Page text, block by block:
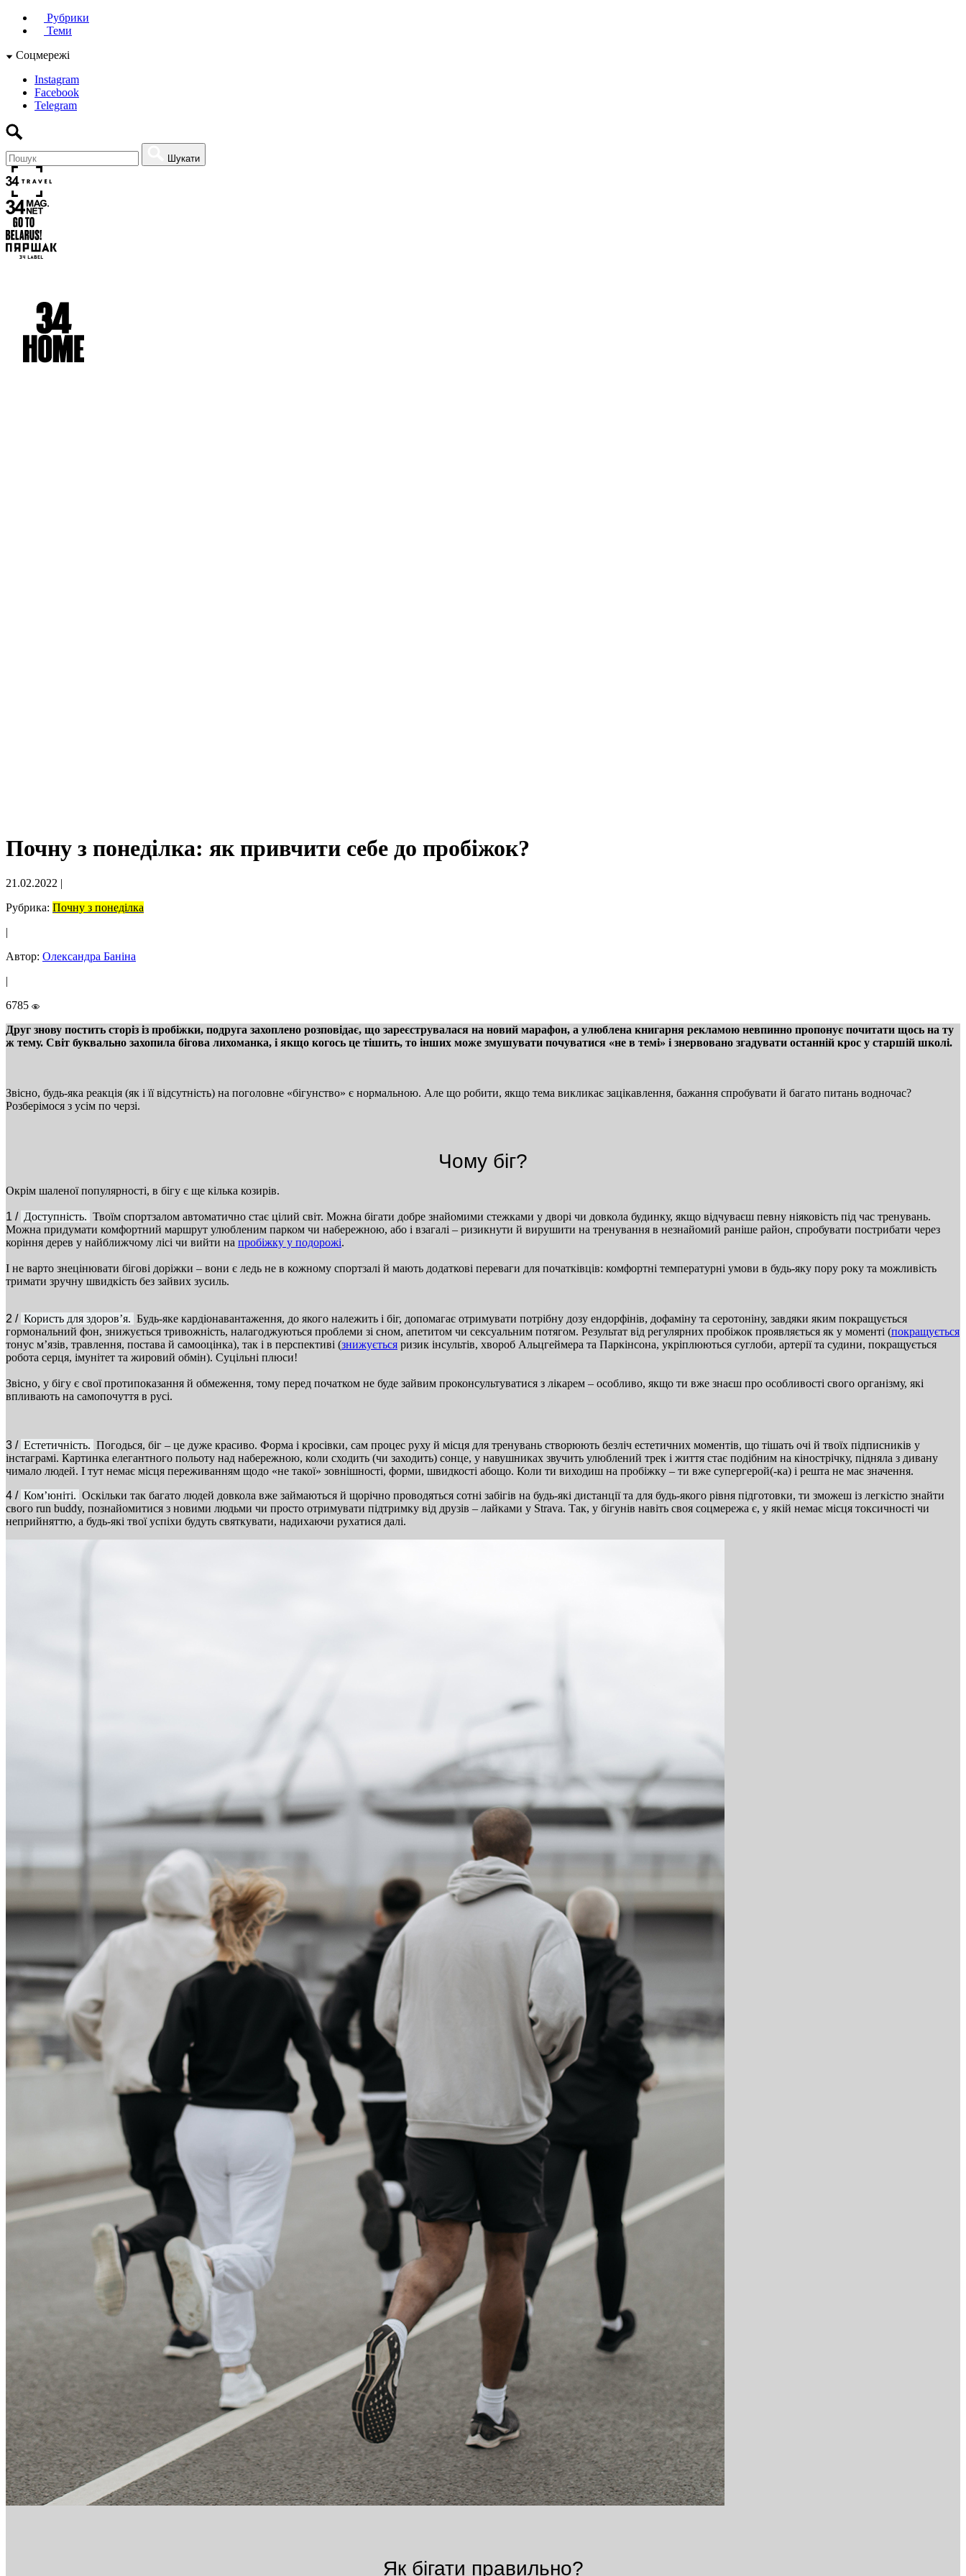
Рубрики
Теми
Соцмережі
Instagram
Facebook
Telegram
Шукати
Почну з понеділка: як привчити себе до пробіжок?
21.02.2022 |
Рубрика: Почну з понеділка
|
Автор: Олександра Баніна
|
6785
Друг знову постить сторіз із пробіжки, подруга захоплено розповідає, що зареєструвалася на новий марафон, а улюблена книгарня рекламою невпинно пропонує почитати щось на ту
ж тему. Світ буквально захопила бігова лихоманка, і якщо когось це тішить, то інших може змушувати почуватися «не в темі» і знервовано згадувати останній крос у старшій школі.
Звісно, будь-яка реакція (як і її відсутність) на поголовне «бігунство» є нормальною. Але що робити, якщо тема викликає зацікавлення, бажання спробувати й багато питань водночас?
Розберімося з усім по черзі.
Чому біг?
Окрім шаленої популярності, в бігу є ще кілька козирів.
1 / Доступність. Твоїм спортзалом автоматично стає цілий світ. Можна бігати добре знайомими стежками у дворі чи довкола будинку, якщо відчуваєш певну ніяковість під час тренувань.
Можна придумати комфортний маршрут улюбленим парком чи набережною, або і взагалі – ризикнути й вирушити на тренування в незнайомий раніше район, спробувати пострибати через
коріння дерев у найближчому лісі чи вийти на пробіжку у подорожі.
І не варто знецінювати бігові доріжки – вони є ледь не в кожному спортзалі й мають додаткові переваги для початківців: комфортні температурні умови в будь-яку пору року та можливість
тримати зручну швидкість без зайвих зусиль.
2 / Користь для здоров’я. Будь-яке кардіонавантаження, до якого належить і біг, допомагає отримувати потрібну дозу ендорфінів, дофаміну та серотоніну, завдяки яким покращується
гормональний фон, знижується тривожність, налагоджуються проблеми зі сном, апетитом чи сексуальним потягом. Результат від регулярних пробіжок проявляється як у моменті (покращується
тонус м’язів, травлення, постава й самооцінка), так і в перспективі (знижується ризик інсультів, хвороб Альцгеймера та Паркінсона, укріплюються суглоби, артерії та судини, покращується
робота серця, імунітет та жировий обмін). Суцільні плюси!
Звісно, у бігу є свої протипоказання й обмеження, тому перед початком не буде зайвим проконсультуватися з лікарем – особливо, якщо ти вже знаєш про особливості свого організму, які
впливають на самопочуття в русі.
3 / Естетичність. Погодься, біг – це дуже красиво. Форма і кросівки, сам процес руху й місця для тренувань створюють безліч естетичних моментів, що тішать очі й твоїх підписників у
інстаграмі. Картинка елегантного польоту над набережною, коли сходить (чи заходить) сонце, у навушниках звучить улюблений трек і життя стає подібним на кінострічку, підняла з дивану
чимало людей. І тут немає місця переживанням щодо «не такої» зовнішності, форми, швидкості абощо. Коли ти виходиш на пробіжку – ти вже супергерой(-ка) і решта не має значення.
4 / Ком’юніті. Оскільки так багато людей довкола вже займаються й щорічно проводяться сотні забігів на будь-які дистанції та для будь-якого рівня підготовки, ти зможеш із легкістю знайти
свого run buddy, познайомитися з новими людьми чи просто отримувати підтримку від друзів – лайками у Strava. Так, у бігунів навіть своя соцмережа є, у якій немає місця токсичності чи
неприйняттю, а будь-які твої успіхи будуть святкувати, надихаючи рухатися далі.
Як бігати правильно?